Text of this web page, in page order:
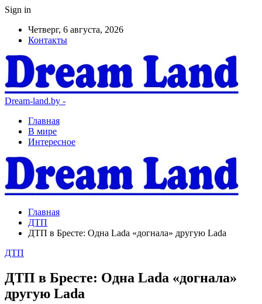
Sign in
Четверг, 6 августа, 2026
Контакты
Dream-land.by -
Главная
В мире
Интересное
Главная
ДТП
ДТП в Бресте: Одна Lada «догнала» другую Lada
ДТП
ДТП в Бресте: Одна Lada «догнала»
другую Lada